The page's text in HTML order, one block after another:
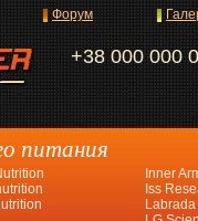
+38 000 000
Форум
питания
Inner
Iss
Labrada